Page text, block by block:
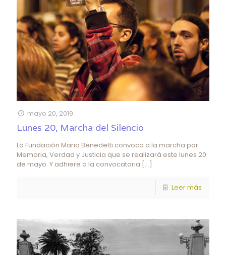
mayo 20, 2019
Lunes 20, Marcha del Silencio
La Fundación Mario Benedetti convoca a la marcha por
Memoria, Verdad y Justicia que se realizará este lunes 20
de mayo. Y adhiere a la convocatoria […]
Leer más